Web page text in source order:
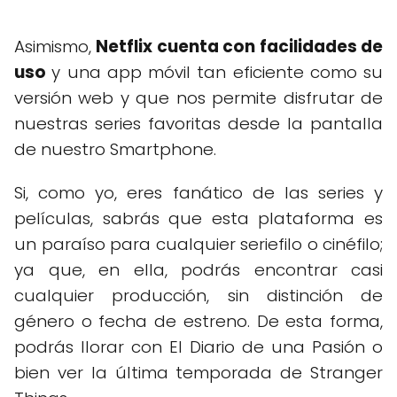
Asimismo, Netflix cuenta con facilidades de
usoy una app móvil tan eficiente como su
versión web y que nos permite disfrutar de
nuestras series favoritas desde la pantalla
de nuestro Smartphone.
Si, como yo, eres fanático de las series y
películas, sabrás que esta plataforma es
un paraíso para cualquier seriefilo o cinéfilo;
ya que, en ella, podrás encontrar casi
cualquier producción, sin distinción de
género o fecha de estreno. De esta forma,
podrás llorar con El Diario de una Pasión o
bien ver la última temporada de Stranger